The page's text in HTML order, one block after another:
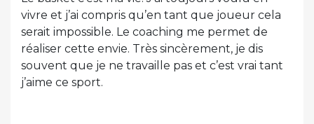
vivre et j’ai compris qu’en tant que joueur cela
serait impossible. Le coaching me permet de
réaliser cette envie. Très sincèrement, je dis
souvent que je ne travaille pas et c’est vrai tant
j’aime ce sport.